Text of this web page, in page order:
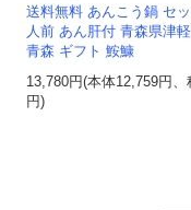
送料無料 あんこう鍋 セ
人前 あん肝付 青森県津
青森 ギフト 鮟鱇
13,780円(本体12,759円、
円)